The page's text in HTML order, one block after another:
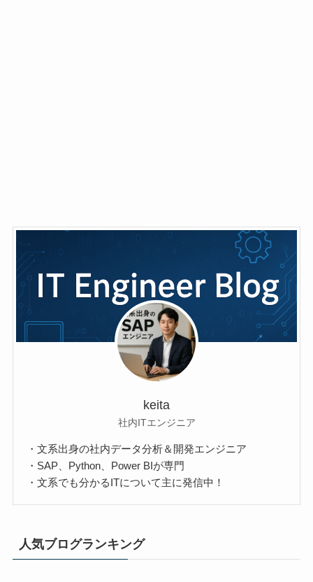
keita
社内ITエンジニア
・文系出身の社内データ分析＆開発エンジニア
・SAP、Python、Power BIが専門
・文系でも分かるITについて主に発信中！
人気ブログランキング